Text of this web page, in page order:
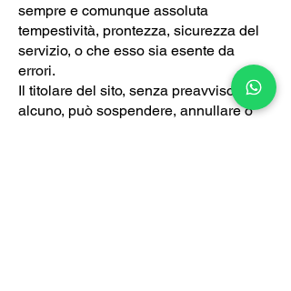
sempre e comunque assoluta
tempestività, prontezza, sicurezza del
servizio, o che esso sia esente da
errori.
Il titolare del sito, senza preavviso
alcuno, può sospendere, annullare o